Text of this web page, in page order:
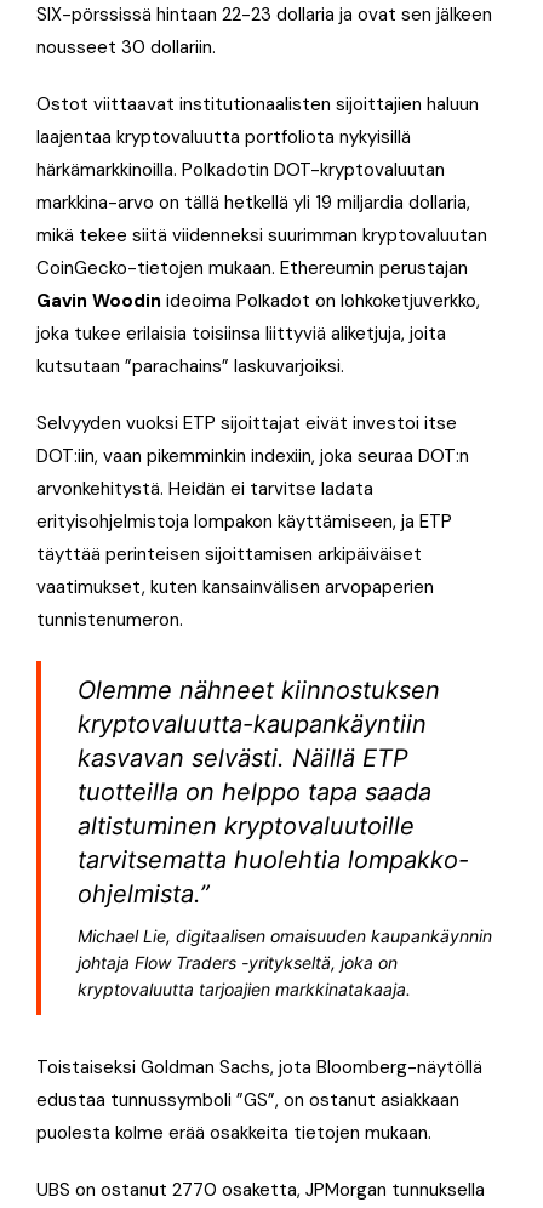
SIX-pörssissä hintaan 22-23 dollaria ja ovat sen jälkeen
nousseet 30 dollariin.
Ostot viittaavat institutionaalisten sijoittajien haluun
laajentaa kryptovaluutta portfoliota nykyisillä
härkämarkkinoilla. Polkadotin DOT-kryptovaluutan
markkina-arvo on tällä hetkellä yli 19 miljardia dollaria,
mikä tekee siitä viidenneksi suurimman kryptovaluutan
CoinGecko-tietojen mukaan. Ethereumin perustajan
Gavin Woodin ideoima Polkadot on lohkoketjuverkko,
joka tukee erilaisia ​​toisiinsa liittyviä aliketjuja, joita
kutsutaan ”parachains” laskuvarjoiksi.
Selvyyden vuoksi ETP sijoittajat eivät investoi itse
DOT:iin, vaan pikemminkin indexiin, joka seuraa DOT:n
arvonkehitystä. Heidän ei tarvitse ladata
erityisohjelmistoja lompakon käyttämiseen, ja ETP
täyttää perinteisen sijoittamisen arkipäiväiset
vaatimukset, kuten kansainvälisen arvopaperien
tunnistenumeron.
Olemme nähneet kiinnostuksen
kryptovaluutta-kaupankäyntiin
kasvavan selvästi. Näillä ETP
tuotteilla on helppo tapa saada
altistuminen kryptovaluutoille
tarvitsematta huolehtia lompakko-
ohjelmista.”
Michael Lie, digitaalisen omaisuuden kaupankäynnin
johtaja Flow Traders -yritykseltä, joka on
kryptovaluutta tarjoajien markkinatakaaja.
Toistaiseksi Goldman Sachs, jota Bloomberg-näytöllä
edustaa tunnussymboli ”GS”, on ostanut asiakkaan
puolesta kolme erää osakkeita tietojen mukaan.
UBS on ostanut 2770 osaketta, JPMorgan tunnuksella